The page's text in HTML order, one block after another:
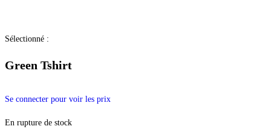
Sélectionné :
Green Tshirt
Se connecter pour voir les prix
En rupture de stock